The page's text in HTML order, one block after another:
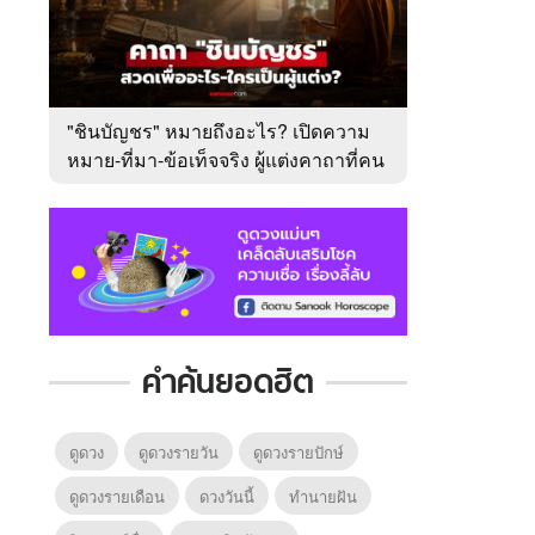
"ชินบัญชร" หมายถึงอะไร? เปิดความ
หมาย-ที่มา-ข้อเท็จจริง ผู้แต่งคาถาที่คน
คำค้นยอดฮิต
ดูดวง ดูดวงรายวัน
ดูดวงรายปักษ์
ดูดวงรายเดือน
ดวงวันนี้
ทํานายฝัน